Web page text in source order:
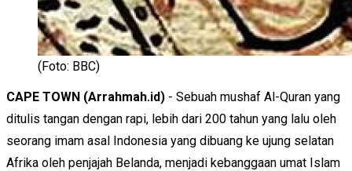
(Foto: BBC)
CAPE TOWN (Arrahmah.id) - Sebuah mushaf Al-Quran yang
ditulis tangan dengan rapi, lebih dari 200 tahun yang lalu oleh
seorang imam asal Indonesia yang dibuang ke ujung selatan
Afrika oleh penjajah Belanda, menjadi kebanggaan umat Islam